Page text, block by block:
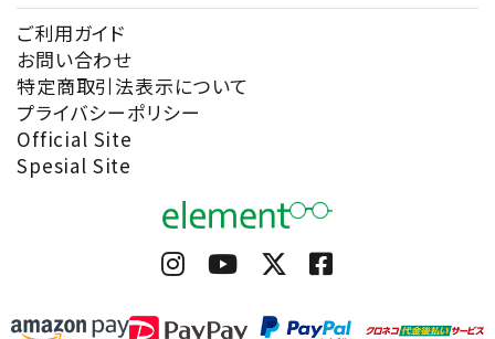
ご利用ガイド
お問い合わせ
特定商取引法表示について
プライバシーポリシー
Official Site
Spesial Site